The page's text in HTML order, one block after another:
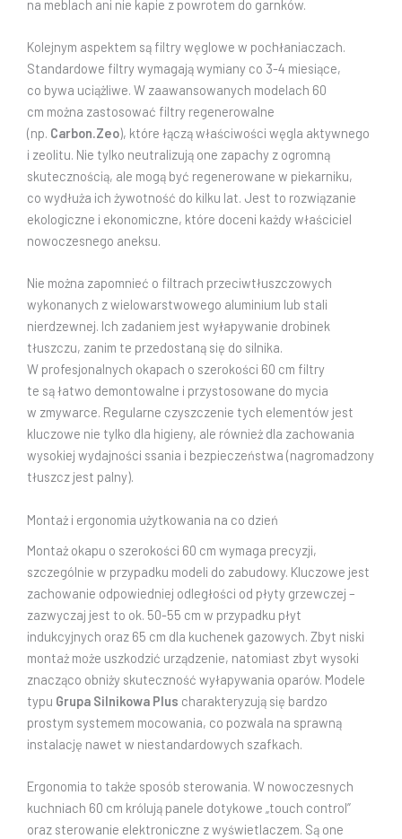
na meblach ani nie kapie z powrotem do garnków.
Kolejnym aspektem są filtry węglowe w pochłaniaczach.
Standardowe filtry wymagają wymiany co 3-4 miesiące,
co bywa uciążliwe. W zaawansowanych modelach 60
cm można zastosować filtry regenerowalne
(np. Carbon.Zeo), które łączą właściwości węgla aktywnego
i zeolitu. Nie tylko neutralizują one zapachy z ogromną
skutecznością, ale mogą być regenerowane w piekarniku,
co wydłuża ich żywotność do kilku lat. Jest to rozwiązanie
ekologiczne i ekonomiczne, które doceni każdy właściciel
nowoczesnego aneksu.
Nie można zapomnieć o filtrach przeciwtłuszczowych
wykonanych z wielowarstwowego aluminium lub stali
nierdzewnej. Ich zadaniem jest wyłapywanie drobinek
tłuszczu, zanim te przedostaną się do silnika.
W profesjonalnych okapach o szerokości 60 cm filtry
te są łatwo demontowalne i przystosowane do mycia
w zmywarce. Regularne czyszczenie tych elementów jest
kluczowe nie tylko dla higieny, ale również dla zachowania
wysokiej wydajności ssania i bezpieczeństwa (nagromadzony
tłuszcz jest palny).
Montaż i ergonomia użytkowania na co dzień
Montaż okapu o szerokości 60 cm wymaga precyzji,
szczególnie w przypadku modeli do zabudowy. Kluczowe jest
zachowanie odpowiedniej odległości od płyty grzewczej –
zazwyczaj jest to ok. 50-55 cm w przypadku płyt
indukcyjnych oraz 65 cm dla kuchenek gazowych. Zbyt niski
montaż może uszkodzić urządzenie, natomiast zbyt wysoki
znacząco obniży skuteczność wyłapywania oparów. Modele
typu Grupa Silnikowa Plus charakteryzują się bardzo
prostym systemem mocowania, co pozwala na sprawną
instalację nawet w niestandardowych szafkach.
Ergonomia to także sposób sterowania. W nowoczesnych
kuchniach 60 cm królują panele dotykowe „touch control”
oraz sterowanie elektroniczne z wyświetlaczem. Są one